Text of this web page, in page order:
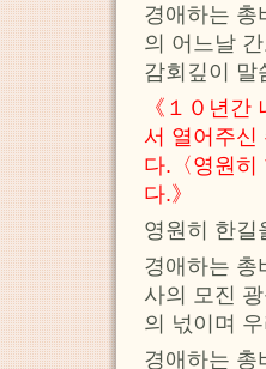
경애하는 총
의 어느날
감회깊이 말
《１０년
서 열어주신
다.〈영원히
다.》
영원히 한길
경애하는 총
사의 모진
의 넋이며
경애하는 총